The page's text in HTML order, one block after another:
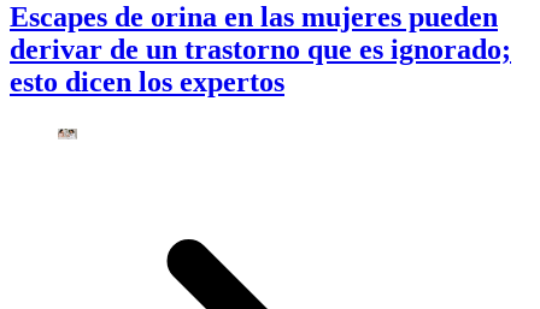
Escapes de orina en las mujeres pueden
derivar de un trastorno que es ignorado;
esto dicen los expertos